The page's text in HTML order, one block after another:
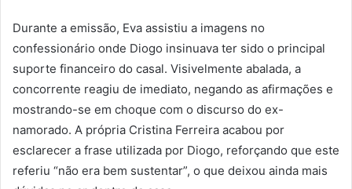
Durante a emissão, Eva assistiu a imagens no
confessionário onde Diogo insinuava ter sido o principal
suporte financeiro do casal. Visivelmente abalada, a
concorrente reagiu de imediato, negando as afirmações e
mostrando-se em choque com o discurso do ex-
namorado. A própria Cristina Ferreira acabou por
esclarecer a frase utilizada por Diogo, reforçando que este
referiu “não era bem sustentar”, o que deixou ainda mais